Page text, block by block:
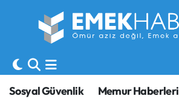
Sosyal Güvenlik Memur Haberleri
Sosyal Güvenlik
Sendika
Hava Durumu
Trafik Durumu